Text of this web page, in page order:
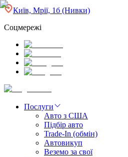
Київ, Мрії, 1б (Нивки)
Соцмережі
Послуги
Авто з США
Підбір авто
Trade-In (обмін)
Автовикуп
Веземо за свої